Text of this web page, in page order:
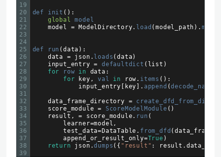
19
20
21
22
23
24
25
26
27
28
29
30
31
32
33
34
35
36
37
38
39
def init ( ) :
global
model
model
= ModelDirectory. load (model_path ) . model
def run (data ) :
data
= json . loads (data)
input_entry
= defaultdict ( list )
for
row in data :
for
key , val in row . items ( ) :
input_entry [ key ] . append (decode_nan
data_frame_directory = create_dfd_from_dict
score_module = ScoreModelModule ( )
result , = score_module. run (
learner=model ,
test_data=DataTable . from_dfd (
append_or_result_only=True )
return
json .dumps ( { "result" : result .